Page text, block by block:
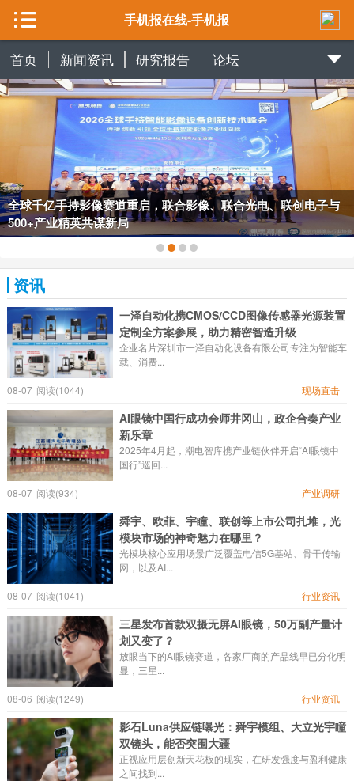
手机报在线-手机报
首页 新闻资讯 研究报告 论坛
全球千亿手持影像赛道重启，联合影像、联合光电、联创电子与
500+产业精英共谋新局
资讯
一泽自动化携CMOS/CCD图像传感器光源装置
定制全方案参展，助力精密智造升级
企业名片深圳市一泽自动化设备有限公司专注为智能车
载、消费...
08-07 阅读(1044) 现场直击
AI眼镜中国行成功会师井冈山，政企合奏产业
新乐章
2025年4月起，潮电智库携产业链伙伴开启“AI眼镜中
国行”巡回...
08-07 阅读(934) 产业调研
舜宇、欧菲、宇瞳、联创等上市公司扎堆，光
模块市场的神奇魅力在哪里？
光模块核心应用场景广泛覆盖电信5G基站、骨干传输
网，以及AI...
08-07 阅读(1041) 行业资讯
三星发布首款双摄无屏AI眼镜，50万副产量计
划又变了？
放眼当下的AI眼镜赛道，各家厂商的产品线早已分化明
显，三星...
08-06 阅读(1249) 行业资讯
影石Luna供应链曝光：舜宇模组、大立光宇瞳
双镜头，能否突围大疆
正视应用层创新天花板的现实，在研发强度与盈利健康
之间找到...